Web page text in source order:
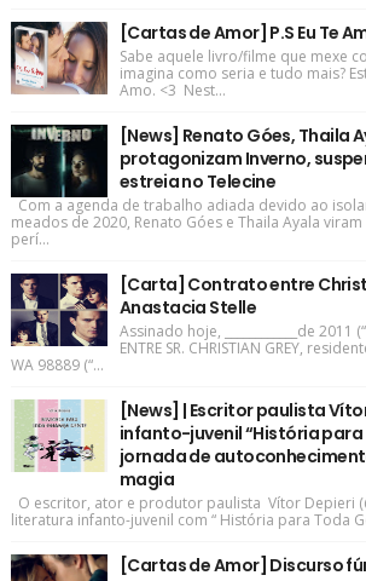
[Cartas de Amor] P.S Eu Te
Sabe aquele livro/filme que mexe
imagina como seria e tudo mais?
Amo. <3 Nest...
[News] Renato Góes, Thaila
protagonizam Inverno,
estreia no Telecine
Com a agenda de trabalho adiada devido ao
meados de 2020, Renato Góes e Thaila Ayala
perí...
[Carta] Contrato entre
Anastacia Stelle
Assinado hoje, ____________de 2011
ENTRE SR. CHRISTIAN GREY,
WA 98889 (“...
[News] | Escritor paulista
infanto-juvenil “História para
jornada de
magia
O escritor, ator e produtor paulista Vítor Depieri
literatura infanto-juvenil com “ História para Toda
[Cartas de Amor] Discurso